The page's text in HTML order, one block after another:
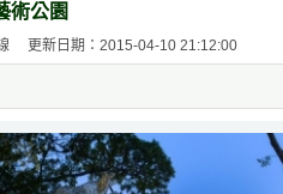
術公園
更新日期：2015-04-10 21:12:00